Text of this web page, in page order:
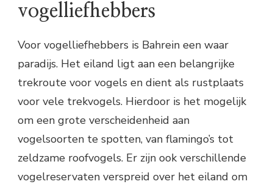
vogelliefhebbers
Voor vogelliefhebbers is Bahrein een waar
paradijs. Het eiland ligt aan een belangrijke
trekroute voor vogels en dient als rustplaats
voor vele trekvogels. Hierdoor is het mogelijk
om een grote verscheidenheid aan
vogelsoorten te spotten, van flamingo’s tot
zeldzame roofvogels. Er zijn ook verschillende
vogelreservaten verspreid over het eiland om